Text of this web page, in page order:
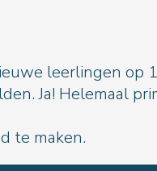
leerlingen op
Ja! Helemaal
te maken.